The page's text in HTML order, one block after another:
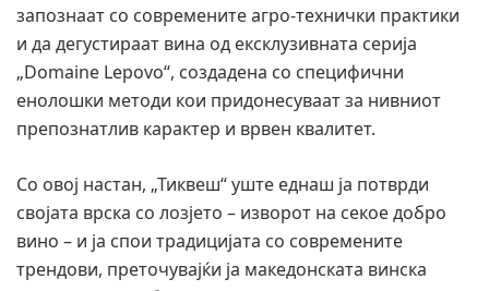
запознаат со современите агро-технички практики
и да дегустираат вина од ексклузивната серија
„Domaine Lepovo“, создадена со специфични
енолошки методи кои придонесуваат за нивниот
препознатлив карактер и врвен квалитет.
Со овој настан, „Тиквеш“ уште еднаш ја потврди
својата врска со лозјето – изворот на секое добро
вино – и ја спои традицијата со современите
трендови, преточувајќи ја македонската винска